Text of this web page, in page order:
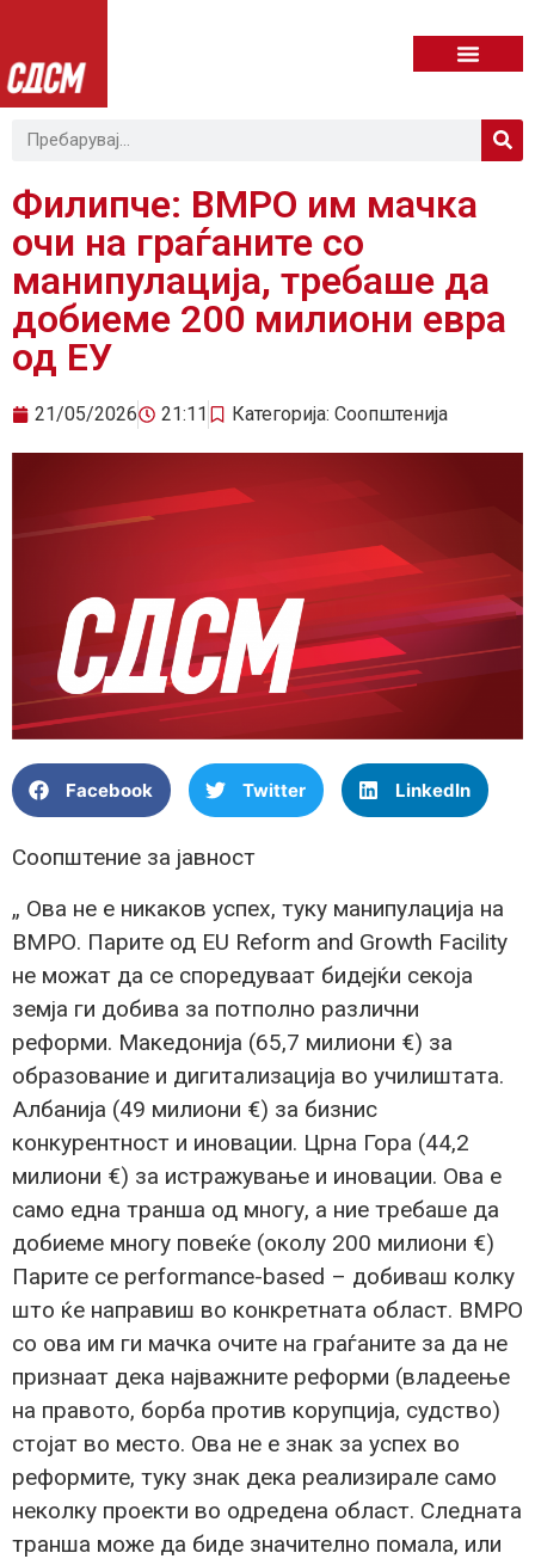
Филипче: ВМРО им мачка
очи на граѓаните со
манипулација, требаше да
добиеме 200 милиони евра
од ЕУ
21/05/2026 21:11 Категорија: Соопштенија
Facebook Twitter LinkedIn
Соопштение за јавност
„ Ова не е никаков успех, туку манипулација на
ВМРО. Парите од EU Reform and Growth Facility
не можат да се споредуваат бидејќи секоја
земја ги добива за потполно различни
реформи. Македонија (65,7 милиони €) за
образование и дигитализација во училиштата.
Албанија (49 милиони €) за бизнис
конкурентност и иновации. Црна Гора (44,2
милиони €) за истражување и иновации. Ова е
само една транша од многу, а ние требаше да
добиеме многу повеќе (околу 200 милиони €)
Парите се performance-based – добиваш колку
што ќе направиш во конкретната област. ВМРО
со ова им ги мачка очите на граѓаните за да не
признаат дека најважните реформи (владеење
на правото, борба против корупција, судство)
стојат во место. Ова не е знак за успех во
реформите, туку знак дека реализирале само
неколку проекти во одредена област. Следната
транша може да биде значително помала, или